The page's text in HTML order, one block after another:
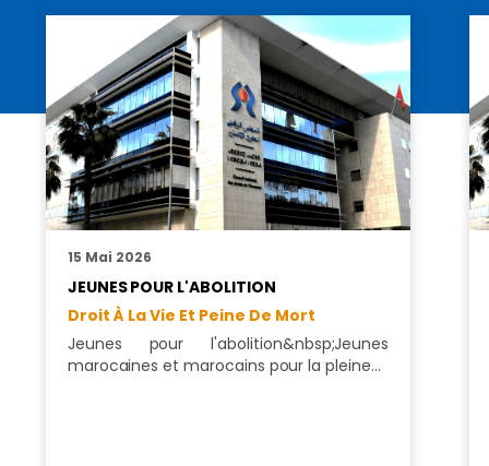
15 Mai 2026
JEUNES POUR L'ABOLITION
Droit À La Vie Et Peine De Mort
Jeunes pour l'abolition&nbsp;Jeunes
marocaines et marocains pour la pleine…